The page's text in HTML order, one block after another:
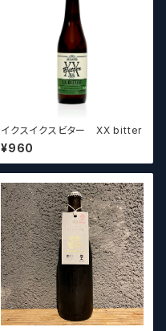
イクスイクスビター XX bitter
¥960